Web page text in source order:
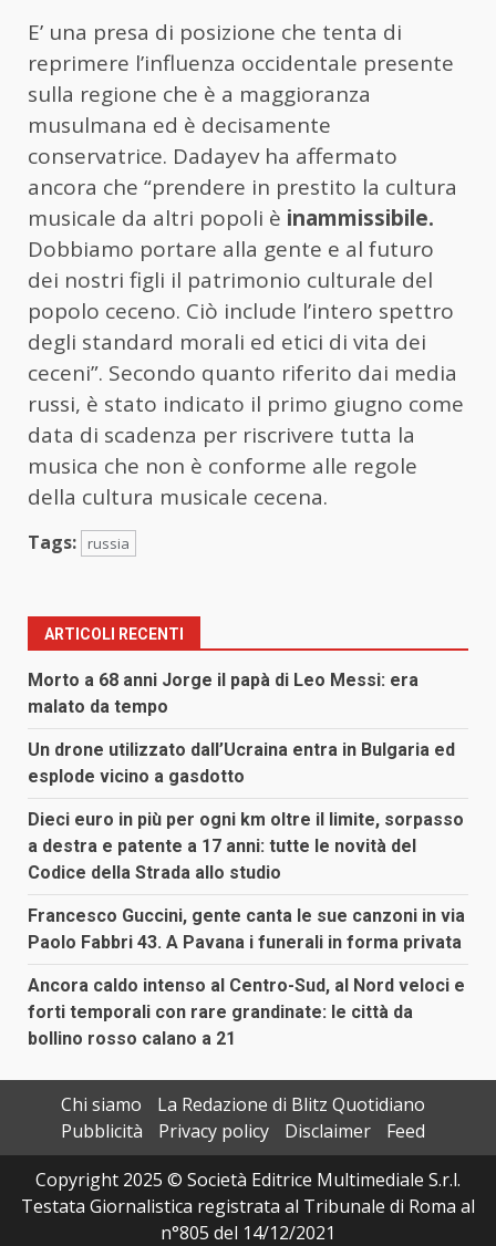
E’ una presa di posizione che tenta di
reprimere l’influenza occidentale presente
sulla regione che è a maggioranza
musulmana ed è decisamente
conservatrice. Dadayev ha affermato
ancora che “prendere in prestito la cultura
musicale da altri popoli è inammissibile.
Dobbiamo portare alla gente e al futuro
dei nostri figli il patrimonio culturale del
popolo ceceno. Ciò include l’intero spettro
degli standard morali ed etici di vita dei
ceceni”. Secondo quanto riferito dai media
russi, è stato indicato il primo giugno come
data di scadenza per riscrivere tutta la
musica che non è conforme alle regole
della cultura musicale cecena.
Tags: russia
ARTICOLI RECENTI
Morto a 68 anni Jorge il papà di Leo Messi: era
malato da tempo
Un drone utilizzato dall’Ucraina entra in Bulgaria ed
esplode vicino a gasdotto
Dieci euro in più per ogni km oltre il limite, sorpasso
a destra e patente a 17 anni: tutte le novità del
Codice della Strada allo studio
Francesco Guccini, gente canta le sue canzoni in via
Paolo Fabbri 43. A Pavana i funerali in forma privata
Ancora caldo intenso al Centro-Sud, al Nord veloci e
forti temporali con rare grandinate: le città da
bollino rosso calano a 21
Chi siamo
La Redazione di Blitz Quotidiano
Pubblicità
Privacy policy Disclaimer
Feed
Copyright 2025 © Società Editrice Multimediale S.r.l.
Testata Giornalistica registrata al Tribunale di Roma al
n°805 del 14/12/2021